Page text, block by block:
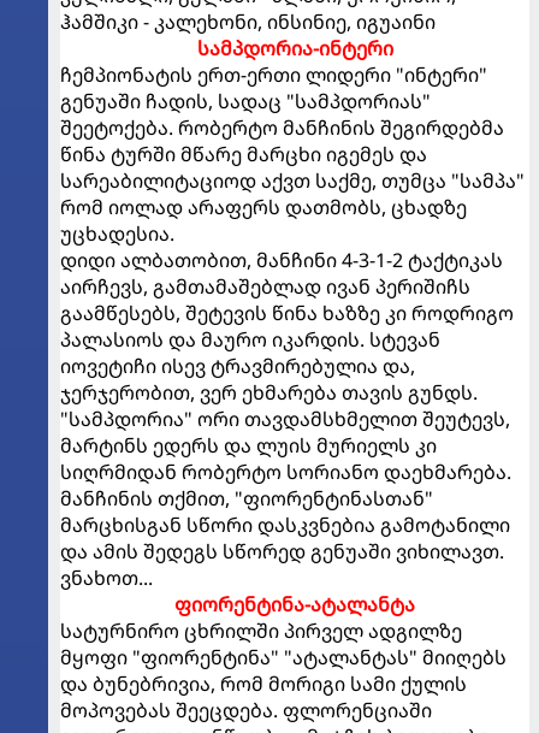
ჰამშიკი - კალეხონი, ინსინიე, იგუაინი
სამპდორია-ინტერი
ჩემპიონატის ერთ-ერთი ლიდერი "ინტერი"
გენუაში ჩადის, სადაც "სამპდორიას"
შეეტოქება. რობერტო მანჩინის შეგირდებმა
წინა ტურში მწარე მარცხი იგემეს და
სარეაბილიტაციოდ აქვთ საქმე, თუმცა "სამპა"
რომ იოლად არაფერს დათმობს, ცხადზე
უცხადესია.
დიდი ალბათობით, მანჩინი 4-3-1-2 ტაქტიკას
აირჩევს, გამთამაშებლად ივან პერიშიჩს
გაამწესებს, შეტევის წინა ხაზზე კი როდრიგო
პალასიოს და მაურო იკარდის. სტევან
იოვეტიჩი ისევ ტრავმირებულია და,
ჯერჯერობით, ვერ ეხმარება თავის გუნდს.
"სამპდორია" ორი თავდამსხმელით შეუტევს,
მარტინს ედერს და ლუის მურიელს კი
სიღრმიდან რობერტო სორიანო დაეხმარება.
მანჩინის თქმით, "ფიორენტინასთან"
მარცხისგან სწორი დასკვნებია გამოტანილი
და ამის შედეგს სწორედ გენუაში ვიხილავთ.
ვნახოთ...
ფიორენტინა-ატალანტა
სატურნირო ცხრილში პირველ ადგილზე
მყოფი "ფიორენტინა" "ატალანტას" მიიღებს
და ბუნებრივია, რომ მორიგი სამი ქულის
მოპოვებას შეეცდება. ფლორენციაში